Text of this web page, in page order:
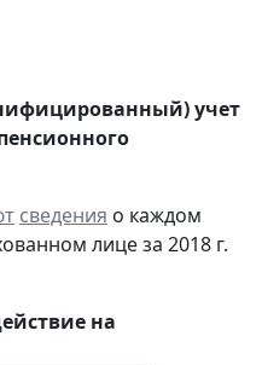
учет
сведения о каждом
лице за 2018 г.
на